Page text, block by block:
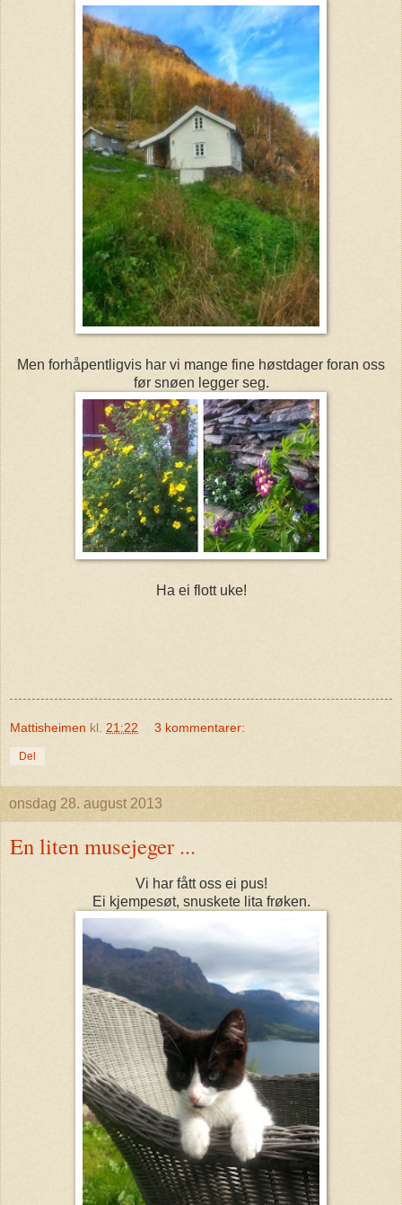
Men forhåpentligvis har vi mange fine høstdager foran oss
før snøen legger seg.
Ha ei flott uke!
Mattisheimen kl. 21:22 3 kommentarer:
Del
onsdag 28. august 2013
En liten musejeger ...
Vi har fått oss ei pus!
Ei kjempesøt, snuskete lita frøken.